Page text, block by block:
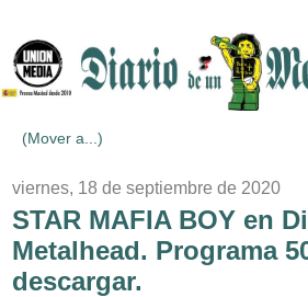
viernes, 18 de septiembre de 2020
STAR MAFIA BOY en
Metalhead. Programa
descargar.